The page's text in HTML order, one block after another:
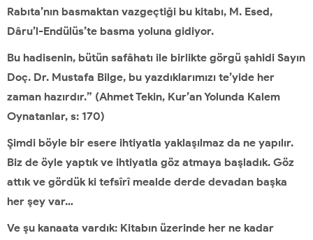
Rabıta’nın basmaktan vazgeçtiği bu kitabı, M. Esed,
Dâru’l-Endülüs’te basma yoluna gidiyor.
Bu hadisenin, bütün safâhatı ile birlikte görgü şahidi Sayın
Doç. Dr. Mustafa Bilge, bu yazdıklarımızı te’yide her
zaman hazırdır.” (Ahmet Tekin, Kur’an Yolunda Kalem
Oynatanlar, s: 170)
Şimdi böyle bir esere ihtiyatla yaklaşılmaz da ne yapılır.
Biz de öyle yaptık ve ihtiyatla göz atmaya başladık. Göz
attık ve gördük ki tefsîrî mealde derde devadan başka
her şey var…
Ve şu kanaata vardık: Kitabın üzerinde her ne kadar